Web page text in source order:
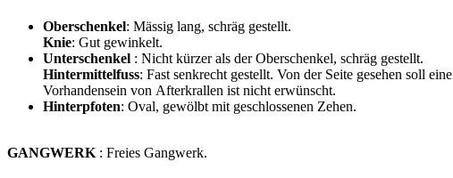
Oberschenkel: Mässig lang, schräg gestellt.
Knie: Gut gewinkelt.
Unterschenkel : Nicht kürzer als der Oberschenkel, schräg gestellt.
Hintermittelfuss: Fast senkrecht gestellt. Von der Seite gesehen soll
Vorhandensein von Afterkrallen ist nicht erwünscht.
Hinterpfoten: Oval, gewölbt mit geschlossenen Zehen.
GANGWERK : Freies Gangwerk.